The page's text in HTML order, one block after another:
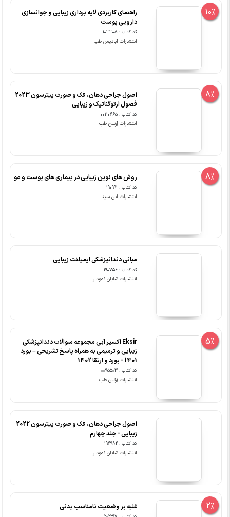
10%
راهنمای کاربردی لایه برداری زیبایی و جوانسازی
دارویی پوست
کد کتاب : 103308
انتشارات آبادیس طب
8%
اصول جراحی دهان، فک و صورت پیترسون 2023
فصول ارتوگناتیک و زیبایی
کد کتاب : 00110665
انتشارات آرتین طب
8% روش های نوین زیبایی در بیماری های پوست و مو
کد کتاب : 190991
انتشارات ابن سینا
مبانی دندانپزشکی ایمپلنت زیبایی
کد کتاب : 190756
انتشارات شایان نمودار
5%
Eksir اکسیر آبی مجموعه سوالات دندانپزشکی
زیبایی و ترمیمی به همراه پاسخ تشریحی – بورد
1401 - بورد و ارتقا 1402
کد کتاب : 0095503
انتشارات آرتین طب
اصول جراحی دهان، فک و صورت پیترسون 2022
زیبایی - جلد چهارم
کد کتاب : 196982
انتشارات شایان نمودار
2% غلبه بر وضعیت نامناسب بدنی